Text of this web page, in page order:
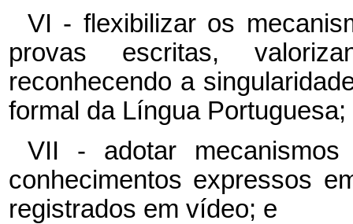
VI - flexibilizar os
provas escritas,
reconhecendo a
formal da Língua Portuguesa;
VII - adotar
conhecimentos expressos
registrados em vídeo; e